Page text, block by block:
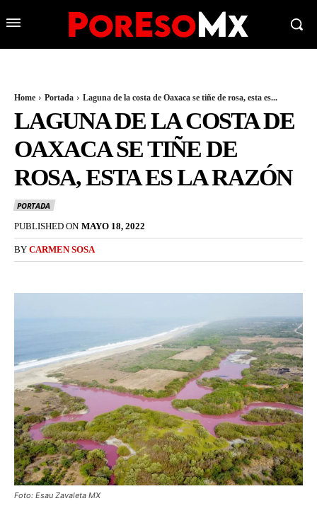
Home Portada Laguna de la costa de Oaxaca se tiñe de rosa, esta es...
LAGUNA DE LA COSTA DE
OAXACA SE TIÑE DE
ROSA, ESTA ES LA RAZÓN
PORTADA
PUBLISHED ON MAYO 18, 2022
BY CARMEN SOSA
Foto: Esau Zavaleta MX